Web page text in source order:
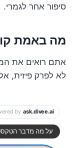
סיפור אחר לגמרי.
מה באמת קורה שם
אתם רואים את
לא לפרק פיזית,